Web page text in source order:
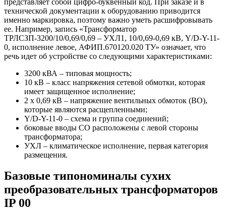
технической документации к оборудованию приводится
именно маркировка, поэтому важно уметь расшифровывать
ее. Например, запись «Трансформатор
ТРЛСЗП-3200/10/0,69/0,69 – УХЛ1, 10/0,69-0,69 кВ, Y/D-Y-11-
0, исполнение левое, АФИП.670120.020 ТУ» означает, что
речь идет об устройстве со следующими характеристиками:
3200 кВА – типовая мощность;
10 кВ – класс напряжения сетевой обмотки, которая
имеет защищенное исполнение;
2 х 0,69 кВ – напряжение вентильных обмоток (ВО),
которые являются расщепленными;
Y/D-Y-11-0 – схема и группа соединений;
боковые вводы СО расположены с левой стороны
трансформатора;
УХЛ – климатическое исполнение, первая категория
размещения.
Базовые типономиналы сухих
преобразовательных трансформаторов
IP 00